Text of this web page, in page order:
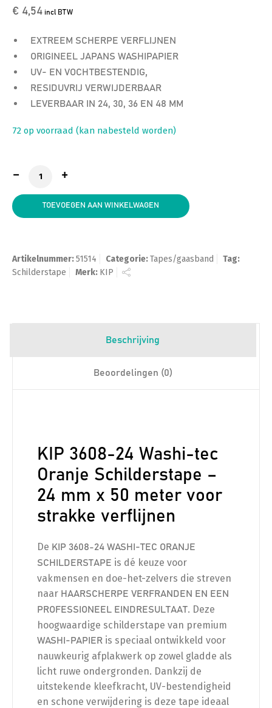
€ 4,54 incl BTW
EXTREEM SCHERPE VERFLIJNEN
ORIGINEEL JAPANS WASHIPAPIER
UV- EN VOCHTBESTENDIG,
RESIDUVRIJ VERWIJDERBAAR
LEVERBAAR IN 24, 30, 36 EN 48 MM
72 op voorraad (kan nabesteld worden)
KIP 3608-24 WASH-TEC GOLD schilderstape 24 mm *
TOEVOEGEN AAN WINKELWAGEN
Artikelnummer:51514 Categorie:Tapes/gaasband
Tag:
Schilderstape
Merk: KIP
Beschrijving
Beoordelingen (0)
KIP 3608-24 Washi-tec
Oranje Schilderstape –
24 mm x 50 meter voor
strakke verflijnen
De KIP 3608-24 WASHI-TEC ORANJE
SCHILDERSTAPE is dé keuze voor
vakmensen en doe-het-zelvers die streven
naar HAARSCHERPE VERFRANDEN EN EEN
PROFESSIONEEL EINDRESULTAAT. Deze
hoogwaardige schilderstape van premium
WASHI-PAPIER is speciaal ontwikkeld voor
nauwkeurig afplakwerk op zowel gladde als
licht ruwe ondergronden. Dankzij de
uitstekende kleefkracht, UV-bestendigheid
en schone verwijdering is deze tape ideaal